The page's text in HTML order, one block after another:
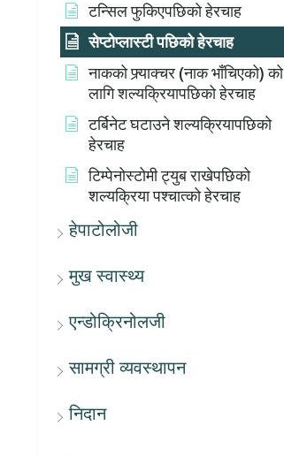
टन्सिल फुकिएपछिको हेरचाह
सेप्टोप्लास्टी पछिको हेरचाह
नाकको फ्र्याक्चर (नाक भाँचिएको) को
लागि शल्यक्रियापछिको हेरचाह
टर्बिनेट घटाउने शल्यक्रियापछिको
हेरचाह
टिम्पेनोस्टोमी ट्युब राखेपछिको
शल्यक्रिया पश्चात्को हेरचाह
हेपाटोलोजी
मुख स्वास्थ्य
एन्डोक्रिनोलजी
सामग्री व्यवस्थापन
निदान